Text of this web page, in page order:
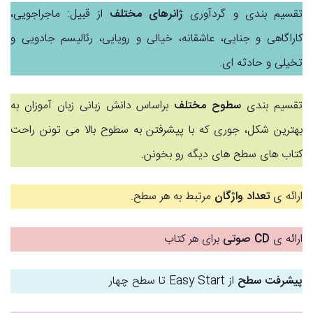
تقسیم بندی و گردآوری ژانرهای مختلف از قبیل: ماجراجویی،
کاراگاهی و جنایی، عاشقانه، خیالی و رویایی، رئالیسم جادویی و
تخیلی و حادثه ای.
تقسیم بندی سطوح مختلف براساس دانش زبانی زبان آموزان به
بهترین شکل، جوری که با پیشرفتن به سطوح بالا می تونن راحت
کتاب های سطح های دیگه رو بخونن.
ارائه یتعداد واژگان مرتبط به هر سطح.
ارائه ی CD صوتی برای هر کتاب
پیشرفت سطح از Easy Start تا سطح چهار